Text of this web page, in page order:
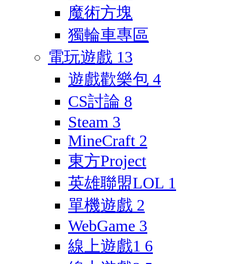
魔術方塊
獨輪車專區
電玩遊戲 13
遊戲歡樂包 4
CS討論 8
Steam 3
MineCraft 2
東方Project
英雄聯盟LOL 1
單機遊戲 2
WebGame 3
線上遊戲1 6